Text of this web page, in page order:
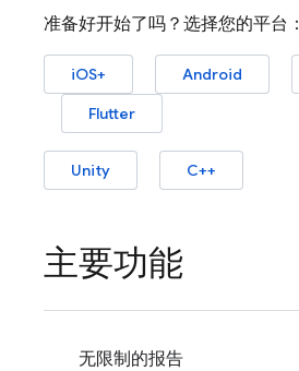
准备好开始了吗？选择您的平台：
iOS+ Android
Flutter
Unity C++
主要功能
无限制的报告